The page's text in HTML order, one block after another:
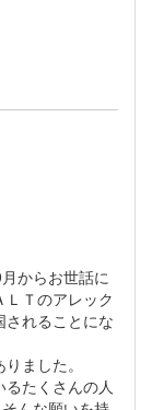
からお世話に
ＬＴのアレック
されることにな
ました。
たくさんの人